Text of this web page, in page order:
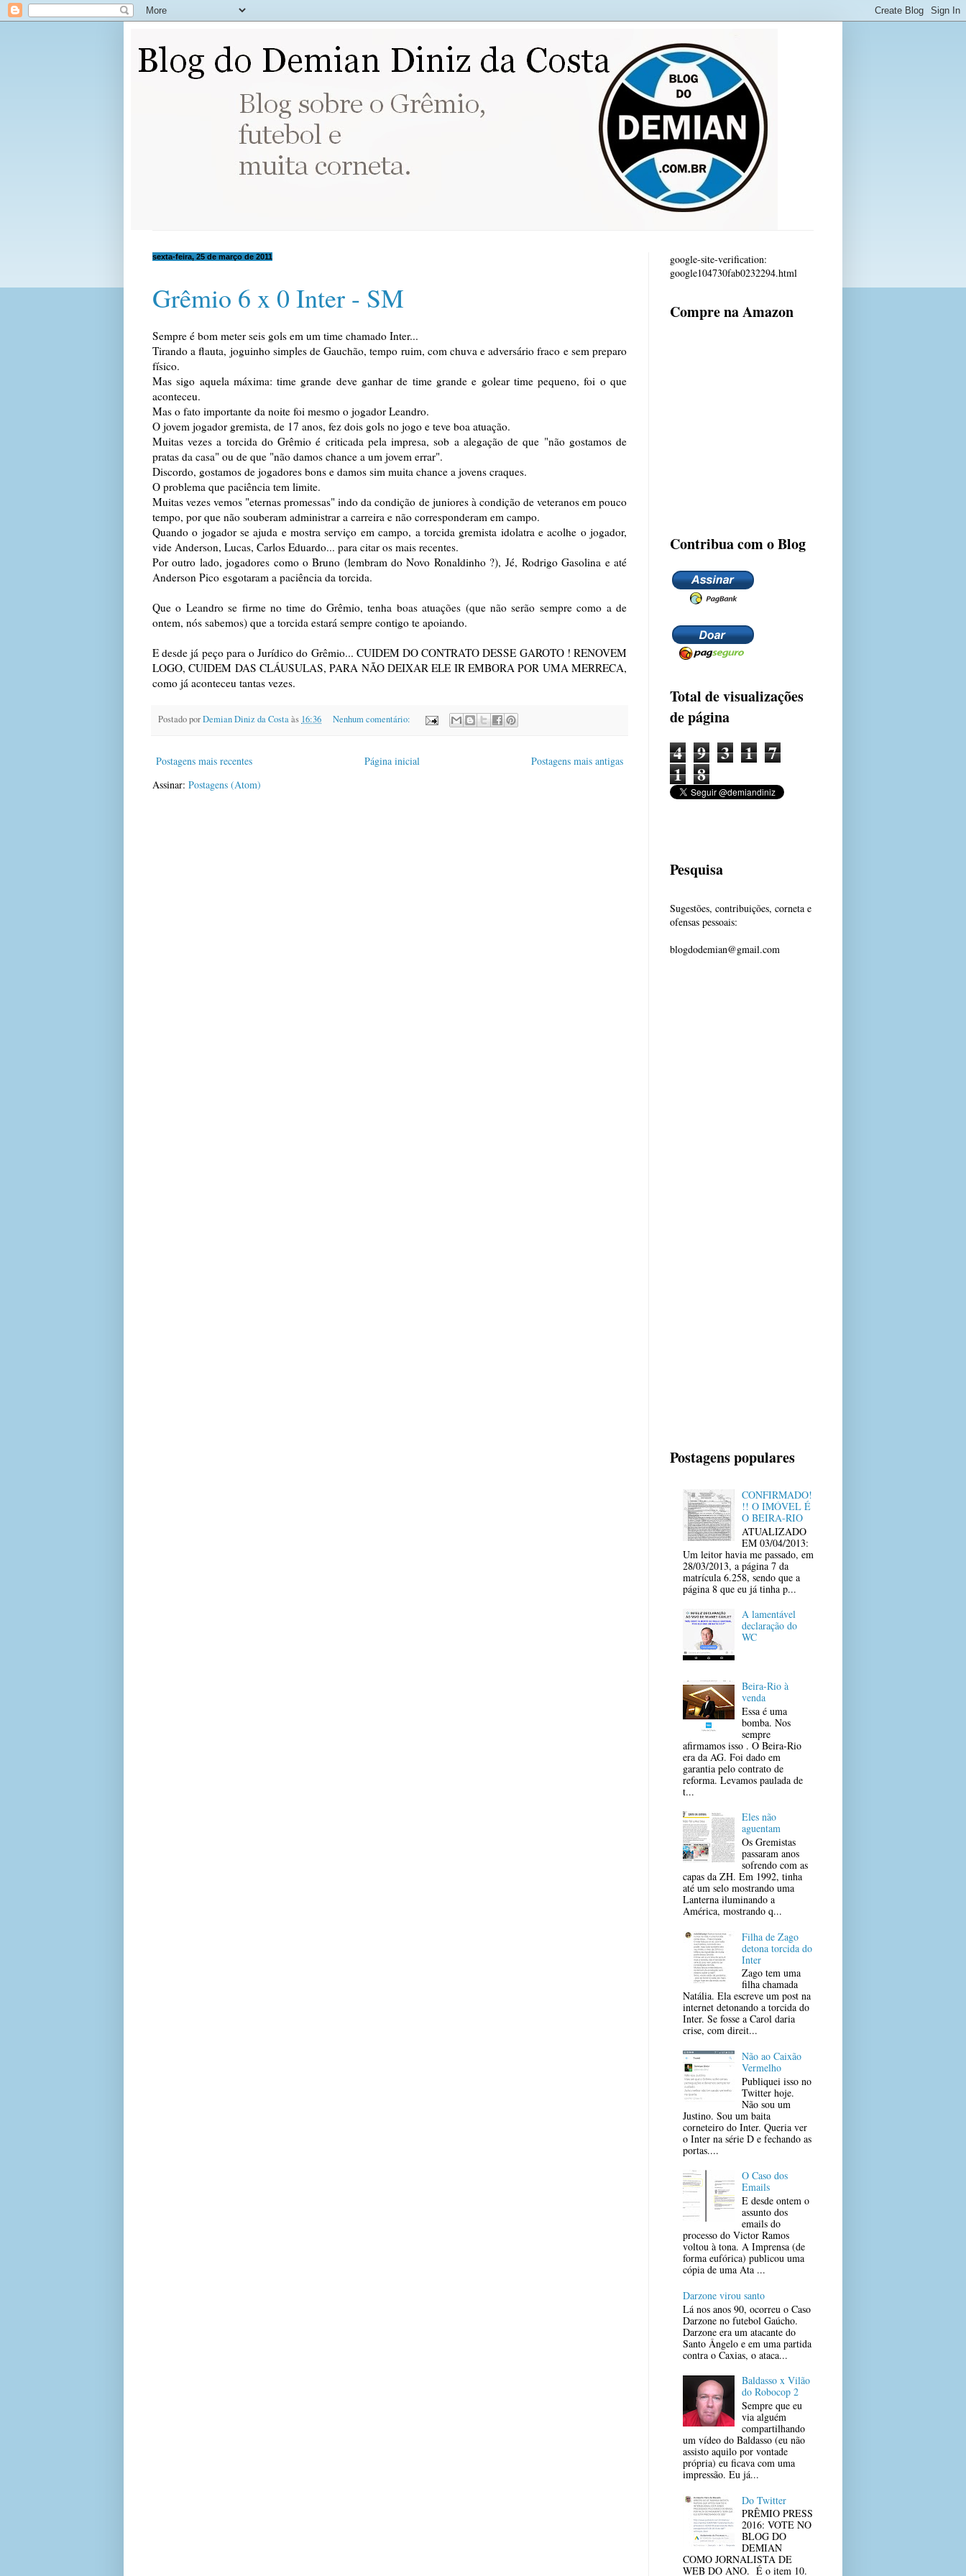
sexta-feira, 25 de março de 2011
Grêmio 6 x 0 Inter - SM
Sempre é bom meter seis gols em um time chamado Inter...
Tirando a flauta, joguinho simples de Gauchão, tempo ruim, com chuva e adversário fraco e sem preparo
físico.
Mas sigo aquela máxima: time grande deve ganhar de time grande e golear time pequeno, foi o que
aconteceu.
Mas o fato importante da noite foi mesmo o jogador Leandro.
O jovem jogador gremista, de 17 anos, fez dois gols no jogo e teve boa atuação.
Muitas vezes a torcida do Grêmio é criticada pela impresa, sob a alegação de que "não gostamos de
pratas da casa" ou de que "não damos chance a um jovem errar".
Discordo, gostamos de jogadores bons e damos sim muita chance a jovens craques.
O problema que paciência tem limite.
Muitas vezes vemos "eternas promessas" indo da condição de juniores à condição de veteranos em pouco
tempo, por que não souberam administrar a carreira e não corresponderam em campo.
Quando o jogador se ajuda e mostra serviço em campo, a torcida gremista idolatra e acolhe o jogador,
vide Anderson, Lucas, Carlos Eduardo... para citar os mais recentes.
Por outro lado, jogadores como o Bruno (lembram do Novo Ronaldinho ?), Jé, Rodrigo Gasolina e até
Anderson Pico esgotaram a paciência da torcida.
Que o Leandro se firme no time do Grêmio, tenha boas atuações (que não serão sempre como a de
ontem, nós sabemos) que a torcida estará sempre contigo te apoiando.
E desde já peço para o Jurídico do Grêmio... CUIDEM DO CONTRATO DESSE GAROTO ! RENOVEM
LOGO, CUIDEM DAS CLÁUSULAS, PARA NÃO DEIXAR ELE IR EMBORA POR UMA MERRECA,
como já aconteceu tantas vezes.
Postado porDemian Diniz da Costaàs 16:36 Nenhum comentário:
Postagens mais recentes Postagens mais antigas
Página inicial
Assinar: Postagens (Atom)
google-site-verification:
google104730fab0232294.html
Compre na Amazon
Contribua com o Blog
Total de visualizações
de página
4 9 3 1 7
1 8
Pesquisa
Sugestões, contribuições, corneta e
ofensas pessoais:
blogdodemian@gmail.com
Postagens populares
CONFIRMADO!
!! O IMÓVEL É
O BEIRA-RIO
ATUALIZADO
EM 03/04/2013:
Um leitor havia me passado, em
28/03/2013, a página 7 da
matrícula 6.258, sendo que a
página 8 que eu já tinha p...
A lamentável
declaração do
WC
Beira-Rio à
venda
Essa é uma
bomba. Nos
sempre
afirmamos isso . O Beira-Rio
era da AG. Foi dado em
garantia pelo contrato de
reforma. Levamos paulada de
t...
Eles não
aguentam
Os Gremistas
passaram anos
sofrendo com as
capas da ZH. Em 1992, tinha
até um selo mostrando uma
Lanterna iluminando a
América, mostrando q...
Filha de Zago
detona torcida do
Inter
Zago tem uma
filha chamada
Natália. Ela escreve um post na
internet detonando a torcida do
Inter. Se fosse a Carol daria
crise, com direit...
Não ao Caixão
Vermelho
Publiquei isso no
Twitter hoje.
Não sou um
Justino. Sou um baita
corneteiro do Inter. Queria ver
o Inter na série D e fechando as
portas....
O Caso dos
Emails
E desde ontem o
assunto dos
emails do
processo do Victor Ramos
voltou à tona. A Imprensa (de
forma eufórica) publicou uma
cópia de uma Ata ...
Darzone virou santo
Lá nos anos 90, ocorreu o Caso
Darzone no futebol Gaúcho.
Darzone era um atacante do
Santo Ângelo e em uma partida
contra o Caxias, o ataca...
Baldasso x Vilão
do Robocop 2
Sempre que eu
via alguém
compartilhando
um vídeo do Baldasso (eu não
assisto aquilo por vontade
própria) eu ficava com uma
impressão. Eu já...
Do Twitter
PRÊMIO PRESS
2016: VOTE NO
BLOG DO
DEMIAN
COMO JORNALISTA DE
WEB DO ANO. É o item 10.